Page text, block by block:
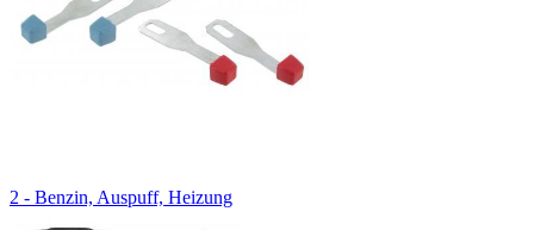
2 - Benzin, Auspuff, Heizung